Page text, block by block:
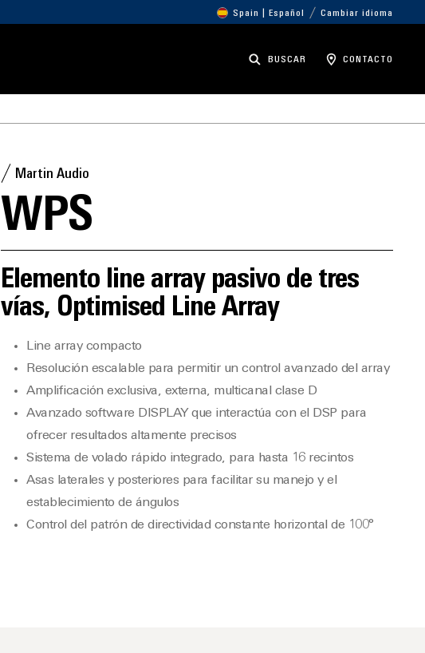
Spain | Español Cambiar idioma
BUSCAR CONTACTO
Martin Audio
WPS
Elemento line array pasivo de tres
vías, Optimised Line Array
Line array compacto
Resolución escalable para permitir un control avanzado del array
Amplificación exclusiva, externa, multicanal clase D
Avanzado software DISPLAY que interactúa con el DSP para
ofrecer resultados altamente precisos
Sistema de volado rápido integrado, para hasta 16 recintos
Asas laterales y posteriores para facilitar su manejo y el
establecimiento de ángulos
Control del patrón de directividad constante horizontal de 100°